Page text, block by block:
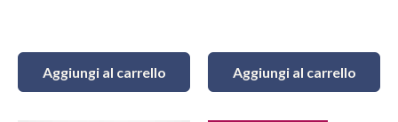
Aggiungi al carrello Aggiungi al carrello